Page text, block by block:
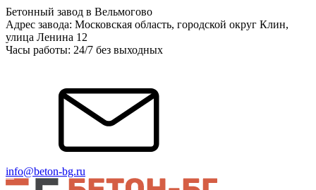
Бетонный завод в Вельмогово
Адрес завода: Московская область, городской округ Клин,
улица Ленина 12
Часы работы: 24/7 без выходных
info@beton-bg.ru